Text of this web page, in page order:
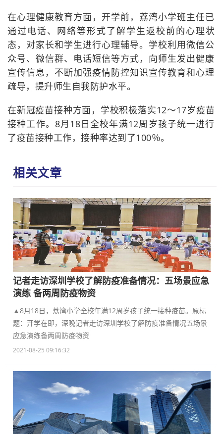
在心理健康教育方面，开学前，荔湾小学班主任已
通过电话、网络等形式了解学生返校前的心理状
态，对家长和学生进行心理辅导。学校利用微信公
众号、微信群、电话短信等方式，向师生发出健康
宣传信息，不断加强疫情防控知识宣传教育和心理
疏导，提升师生自我防护水平。
在新冠疫苗接种方面，学校积极落实12～17岁疫苗
接种工作。8月18日全校年满12周岁孩子统一进行
了疫苗接种工作，接种率达到了100％。
相关文章
记者走访深圳学校了解防疫准备情况：五场景应急
演练 备两周防疫物资
▲8月18日，荔湾小学全校年满12周岁孩子统一接种疫苗。原标
题：开学在即，深晚记者走访深圳学校了解防疫准备情况五场景
应急演练备两周防疫物资
2021-08-25 09:16:32